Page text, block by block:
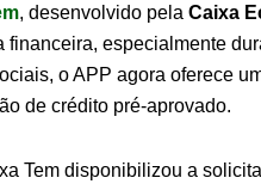
, desenvolvido pela Caixa
financeira, especialmente
o APP agora oferece
de crédito pré-aprovado.
Tem disponibilizou a